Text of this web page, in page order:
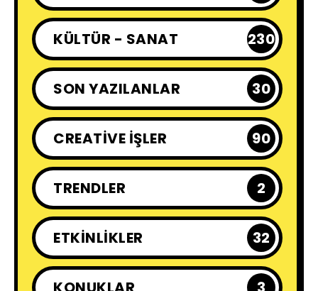
KÜLTÜR - SANAT 230
SON YAZILANLAR 30
CREATIVE İŞLER 90
TRENDLER 2
ETKINLIKLER 32